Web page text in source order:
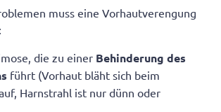
muss eine Vorhautverengung
die zu einer Behinderung des
führt (Vorhaut bläht sich beim
Harnstrahl ist nur dünn oder